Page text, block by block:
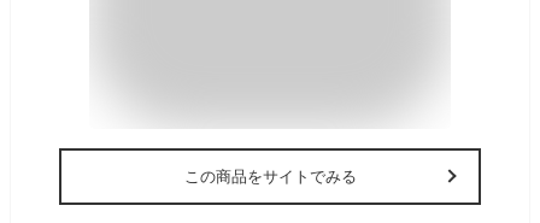
この商品をサイトでみる